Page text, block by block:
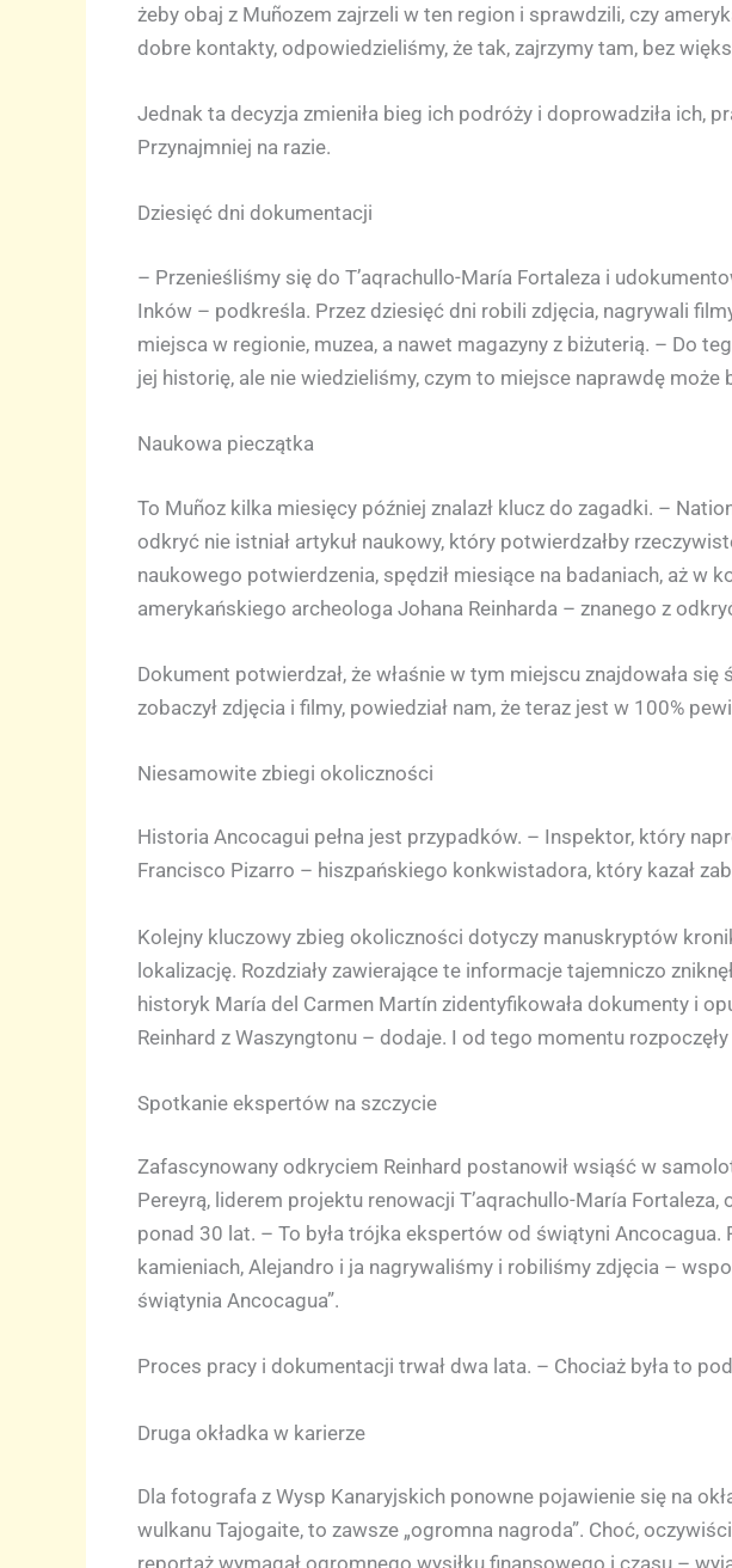
żeby obaj z Muñozem zajrzeli w ten region i sprawdzili, czy
dobre kontakty, odpowiedzieliśmy, że tak, zajrzymy tam, bez
Jednak ta decyzja zmieniła bieg ich podróży i doprowadziła ich,
Przynajmniej na razie.
Dziesięć dni dokumentacji
– Przenieśliśmy się do T’aqrachullo-María Fortaleza i
Inków – podkreśla. Przez dziesięć dni robili zdjęcia, nagrywali
miejsca w regionie, muzea, a nawet magazyny z biżuterią. – Do
jej historię, ale nie wiedzieliśmy, czym to miejsce naprawdę może
Naukowa pieczątka
To Muñoz kilka miesięcy później znalazł klucz do zagadki. –
odkryć nie istniał artykuł naukowy, który potwierdzałby
naukowego potwierdzenia, spędził miesiące na badaniach, aż w
amerykańskiego archeologa Johana Reinharda – znanego z
Dokument potwierdzał, że właśnie w tym miejscu znajdowała
zobaczył zdjęcia i filmy, powiedział nam, że teraz jest w 100%
Niesamowite zbiegi okoliczności
Historia Ancocagui pełna jest przypadków. – Inspektor, który
Francisco Pizarro – hiszpańskiego konkwistadora, który kazał
Kolejny kluczowy zbieg okoliczności dotyczy manuskryptów
lokalizację. Rozdziały zawierające te informacje tajemniczo
historyk María del Carmen Martín zidentyfikowała dokumenty i
Reinhard z Waszyngtonu – dodaje. I od tego momentu
Spotkanie ekspertów na szczycie
Zafascynowany odkryciem Reinhard postanowił wsiąść w
Pereyrą, liderem projektu renowacji T’aqrachullo-María
ponad 30 lat. – To była trójka ekspertów od świątyni
kamieniach, Alejandro i ja nagrywaliśmy i robiliśmy zdjęcia –
świątynia Ancocagua”.
Proces pracy i dokumentacji trwał dwa lata. – Chociaż była to
Druga okładka w karierze
Dla fotografa z Wysp Kanaryjskich ponowne pojawienie się na
wulkanu Tajogaite, to zawsze „ogromna nagroda”. Choć,